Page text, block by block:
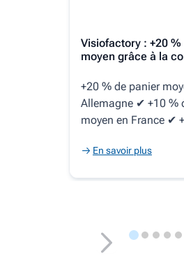
Visiofactory : +20
moyen grâce à la
+20 % de panier
Allemagne ✔ +10 %
moyen en France ✔
d’avis vs solution
En savoir plus